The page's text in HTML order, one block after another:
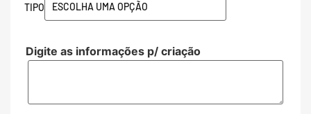
TIPO
Digite as informações p/ criação